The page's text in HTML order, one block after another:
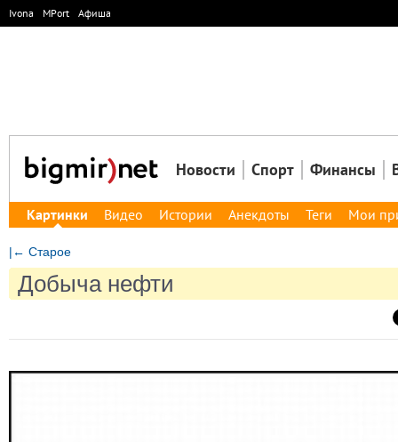
Ivona MPort Афиша
Новости Спорт Финансы
Картинки Видео Истории Анекдоты Теги Мои
|← Старое
Добыча нефти